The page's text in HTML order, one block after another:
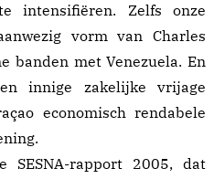
intensifiëren. Zelfs onze
vorm van Charles
banden met Venezuela. En
innige zakelijke vrijage
economisch rendabele
SESNA-rapport 2005, dat